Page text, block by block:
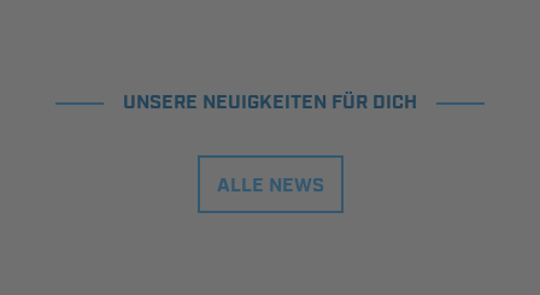
UNSERE NEUIGKEITEN FÜR DICH
ALLE NEWS